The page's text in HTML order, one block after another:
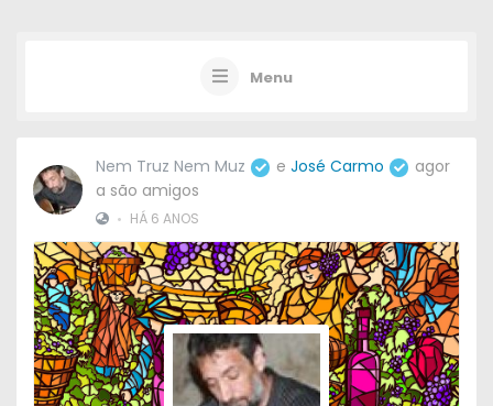
Menu
Nem Truz Nem Muz e José Carmo
agor
a são amigos
• HÁ 6 ANOS